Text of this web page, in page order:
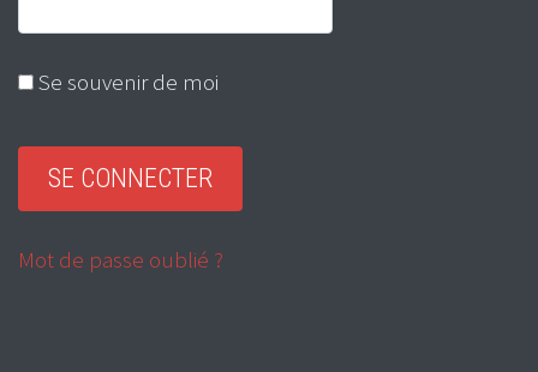
Se souvenir de moi
Mot de passe oublié ?